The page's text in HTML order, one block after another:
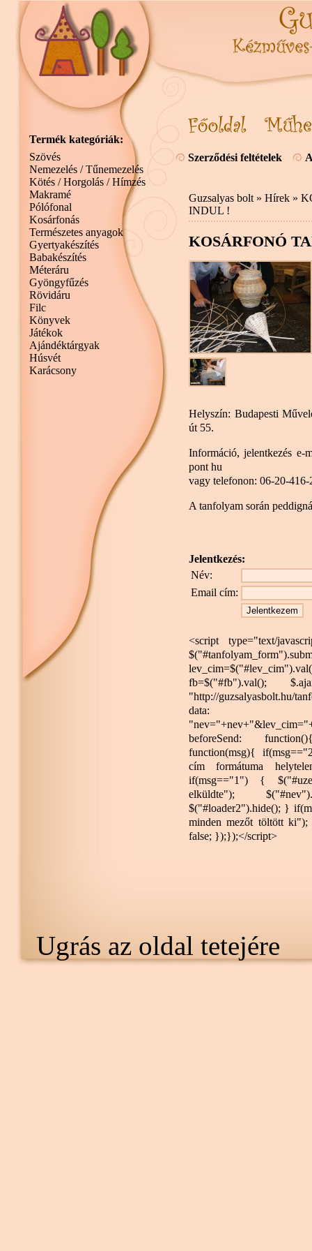
Szerződési feltételek
Guzsalyas bolt » Hírek »
INDUL !
KOSÁRFONÓ
Helyszín: Budapesti
út 55.
Információ, jelentkezés e-
pont hu
vagy telefonon: 06-20-
A tanfolyam során
Jelentkezés:
Név:
Email cím:
<script type="text/
fb=$("#fb").val();
"http://guzsalyasbolt.hu/
data:
beforeSend:
function(msg){
cím formátuma
if(msg=="1") {
elküldte");
$("#loader2").hide(); }
minden mezőt töltött
false; });});</script>
Termék kategóriák:
Szövés
Nemezelés / Tűnemezelés
Kötés / Horgolás / Hímzés
Makramé
Pólófonal
Kosárfonás
Természetes anyagok
Gyertyakészítés
Babakészítés
Méteráru
Gyöngyfűzés
Rövidáru
Filc
Könyvek
Játékok
Ajándéktárgyak
Húsvét
Karácsony
Ugrás az oldal tetejére